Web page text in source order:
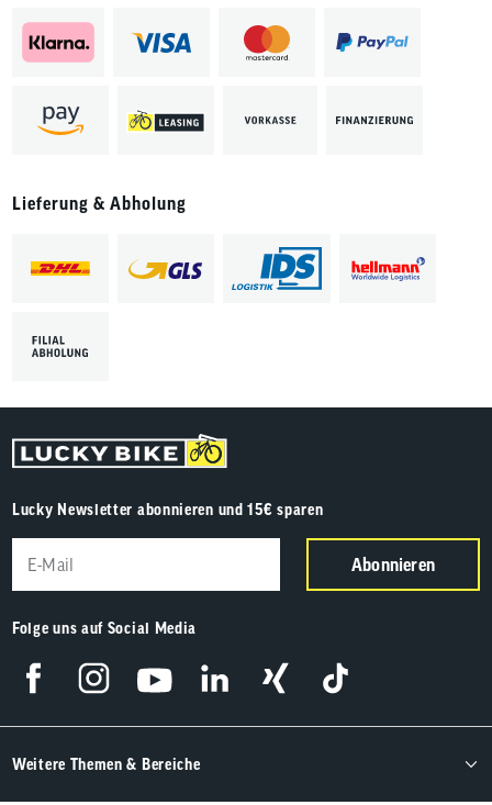
Lieferung & Abholung
Lucky Newsletter abonnieren und 15€ sparen
Abonnieren
Folge uns auf Social Media
Weitere Themen & Bereiche